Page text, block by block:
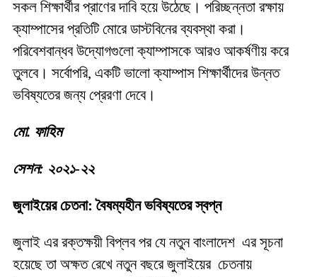
সকল শিক্ষার্থীর প্রাণের দাবি হয়ে উঠেছে। পরিচ্ছন্নতা রক্ষায়
ক্যাম্পাসের প্রতিটি মোরে ডাস্টবিনের ব্যবস্থা করা।
পরিবেশবান্ধব উদ্যোগগুলো ক্যাম্পাসকে আরও আকর্ষণীয় করে
তুলবে। সর্বোপরি, একটি ভালো ক্যাম্পাস শিক্ষার্থীদের উন্নত
ভবিষ্যতের জন্য প্রেরণা দেবে।
মো. ফাহিম
সেশন: ২০২১-২২
জুলাইয়ের চেতনা: বৈষম্যহীন ভবিষ্যতের স্বপ্ন
জুলাই এর রক্তক্ষয়ী বিপ্লব পর যে নতুন বাংলাদেশ এর সূচনা
হয়েছে তা অক্ষত রেখে নতুন বছরে জুলাইয়ের চেতনায়